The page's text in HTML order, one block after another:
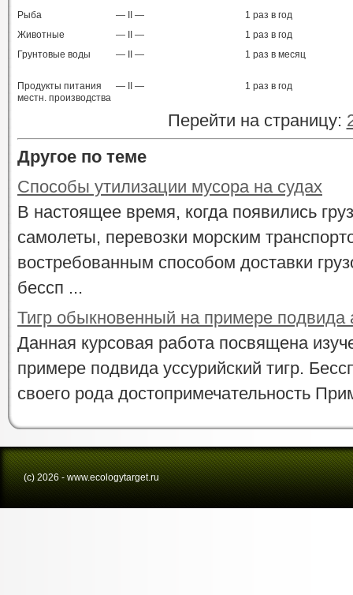
Рыба — II —
1 раз в год
Животные
— II —
1 раз в год
Грунтовые воды
— II — 1 раз в месяц
Продукты питания
местн. производства
— II — 1 раз в год
Перейти на страницу:
Другое по теме
Способы утилизации мусора на судах
В настоящее время, когда появились
самолеты, перевозки морским
востребованным способом доставки
бессп ...
Тигр обыкновенный на примере подвида
Данная курсовая работа посвящена
примере подвида уссурийский тигр.
своего рода достопримечательность
(с) 2026 - www.ecologytarget.ru